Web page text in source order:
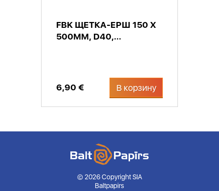
FBK ЩЕТКА-ЕРШ 150 X
500ММ, D40,...
6,90 € В корзину
© 2026 Copyright SIA
Baltpapirs